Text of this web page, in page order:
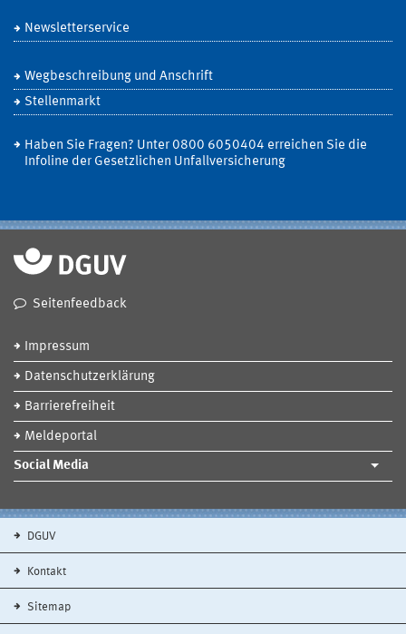
Newsletterservice
Wegbeschreibung und Anschrift
Stellenmarkt
Haben Sie Fragen? Unter 0800 6050404 erreichen Sie die
Infoline der Gesetzlichen Unfallversicherung
Seitenfeedback
Impressum
Datenschutzerklärung
Barrierefreiheit
Meldeportal
Social Media
DGUV
Kontakt
Sitemap